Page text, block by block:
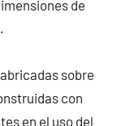
de
sobre
con
en el uso del